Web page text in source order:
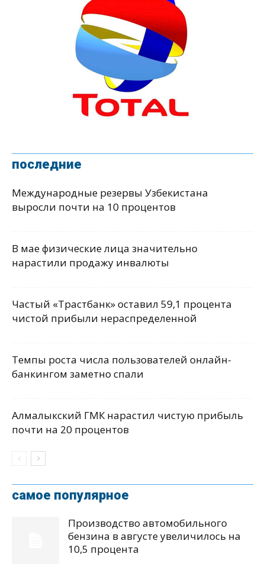
последние
Международные резервы Узбекистана
выросли почти на 10 процентов
В мае физические лица значительно
нарастили продажу инвалюты
Частый «Трастбанк» оставил 59,1 процента
чистой прибыли нераспределенной
Темпы роста числа пользователей онлайн-
банкингом заметно спали
Алмалыкский ГМК нарастил чистую прибыль
почти на 20 процентов
самое популярное
Производство автомобильного
бензина в августе увеличилось на
10,5 процента